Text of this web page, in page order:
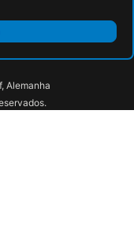
Alemanha